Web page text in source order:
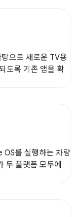
으로 새로운 TV용
도록 기존 앱을 확
를 실행하는 차량
두 플랫폼 모두에